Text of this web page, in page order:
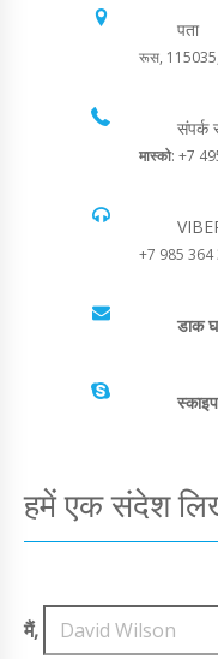
पता
रूस, 115035,
संपर्क
मास्को: +7
+7 985 364
डाक
हमें एक संदेश
मैं,